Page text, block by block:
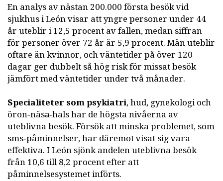
En analys av nästan 200.000 första besök vid
sjukhus i León visar att yngre personer under 44
år uteblir i 12,5 procent av fallen, medan siffran
för personer över 72 år är 5,9 procent. Män uteblir
oftare än kvinnor, och väntetider på över 120
dagar ger dubbelt så hög risk för missat besök
jämfört med väntetider under två månader.
Specialiteter som psykiatri, hud, gynekologi och
öron‑näsa‑hals har de högsta nivåerna av
uteblivna besök. Försök att minska problemet, som
sms‑påminnelser, har däremot visat sig vara
effektiva. I León sjönk andelen uteblivna besök
från 10,6 till 8,2 procent efter att
påminnelsesystemet införts.